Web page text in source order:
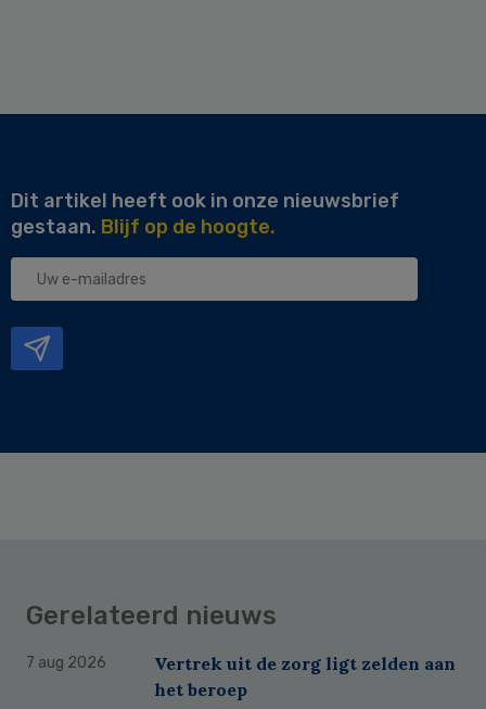
Dit artikel heeft ook in onze nieuwsbrief
gestaan. Blijf op de hoogte.
Uw
Gerelateerd nieuws
7 aug 2026
Vertrek uit de zorg ligt zelden aan
het beroep